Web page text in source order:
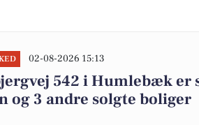
02-08-2026 15:13
542 i Humlebæk er
og 3 andre solgte boliger